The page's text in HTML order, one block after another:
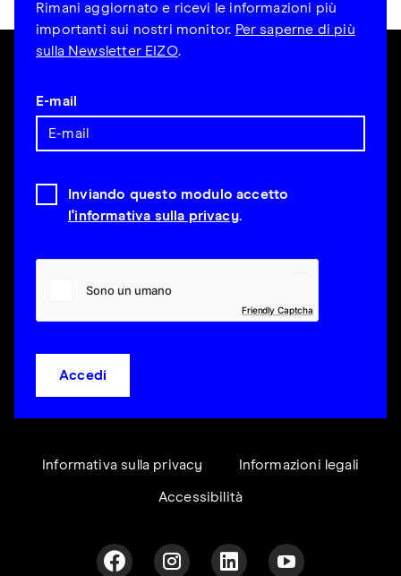
Rimani aggiornato e ricevi le informazioni più
importanti sui nostri monitor. Per saperne di più
sulla Newsletter EIZO.
E-mail
Inviando questo modulo accetto
l'informativa sulla privacy.
Friendly Captcha
Accedi
Informativa sulla privacy Informazioni legali
Accessibilità